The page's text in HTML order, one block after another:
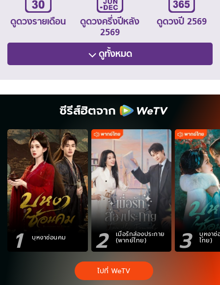
ดูดวงรายเดือน
ดูดวงครึ่งปีหลัง
2569
ดูดวงปี 2569
ดูทั้งหมด
ซีรีส์ฮิตจาก
1 บุหงาซ่อนคม 2 เมื่อรักส่องประกาย
(พากย์ไทย) 3 บุหงา
ไทย)
ไปที่ WeTV